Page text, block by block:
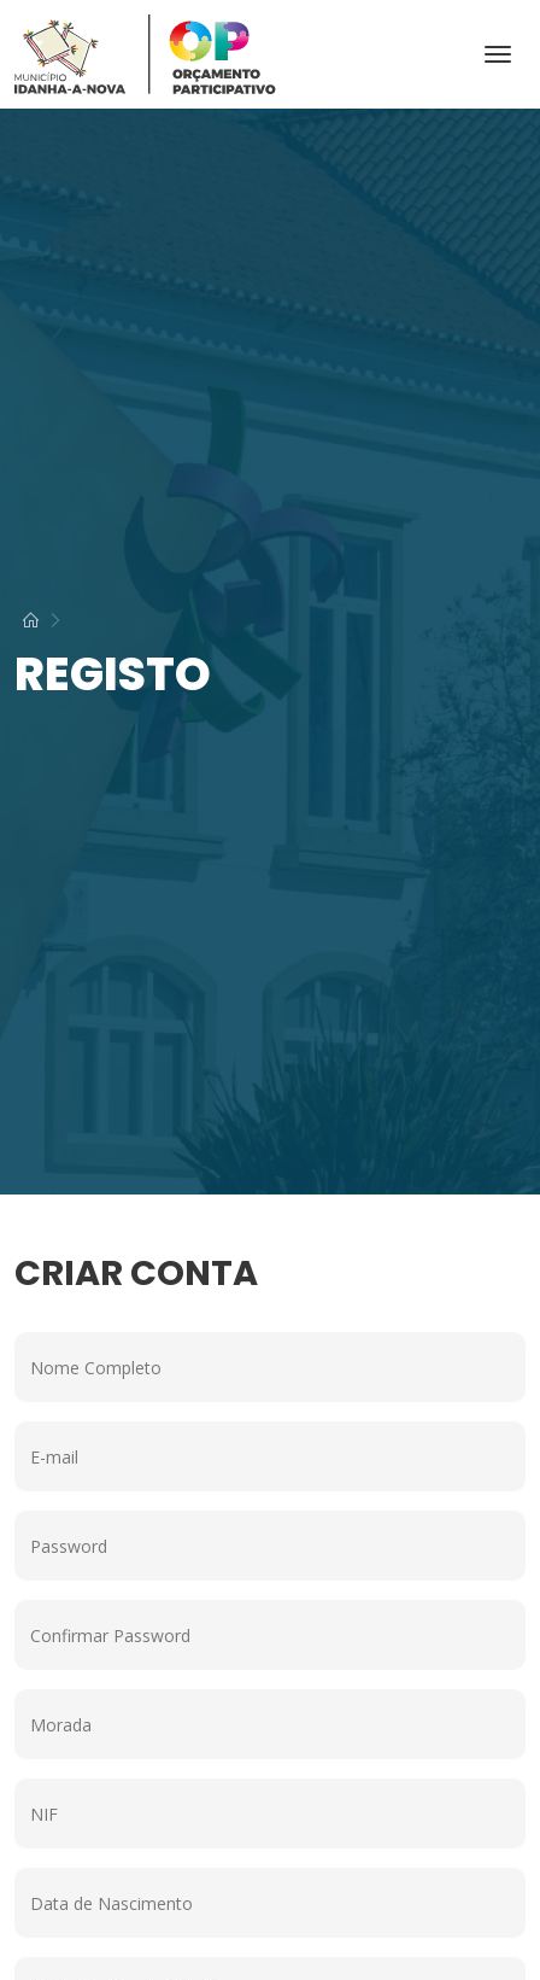
REGISTO
CRIAR CONTA
Nome Completo
E-mail
Password
Confirmar Password
Morada
NIF
Data de Nascimento